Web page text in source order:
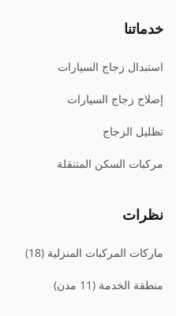
خدماتنا
استبدال زجاج السيارات
إصلاح زجاج السيارات
تظليل الزجاج
مركبات السكن المتنقلة
نظرات
ماركات المركبات المنزلية (18)
منطقة الخدمة (11 مدن)